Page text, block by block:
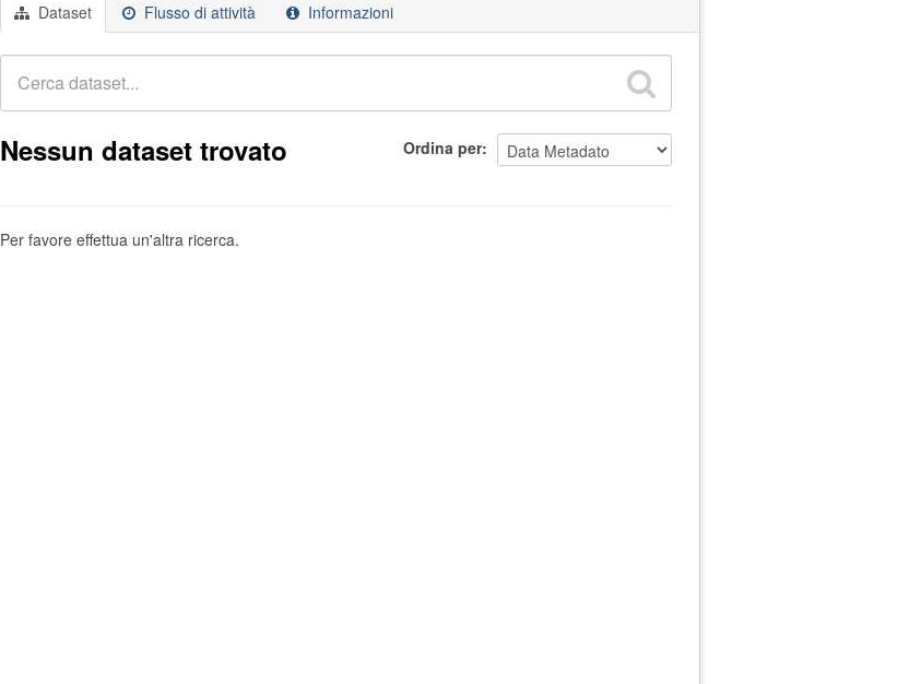
Dataset Flusso di attività Informazioni
Ordina per
Nessun dataset trovato
Per favore effettua un'altra ricerca.